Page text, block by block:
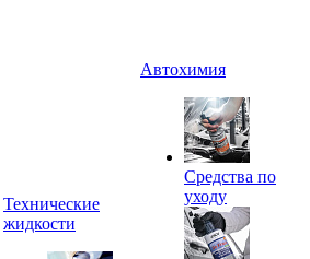
Технические
жидкости
Автохимия
Средства по
уходу